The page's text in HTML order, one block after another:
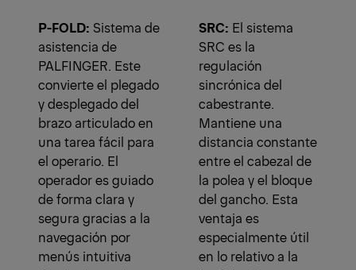
P-FOLD: Sistema de
asistencia de
PALFINGER. Este
convierte el plegado
y desplegado del
brazo articulado en
una tarea fácil para
el operario. El
operador es guiado
de forma clara y
segura gracias a la
navegación por
menús intuitiva
SRC: El sistema
SRC es la
regulación
sincrónica del
cabestrante.
Mantiene una
distancia constante
entre el cabezal de
la polea y el bloque
del gancho. Esta
ventaja es
especialmente útil
en lo relativo a la